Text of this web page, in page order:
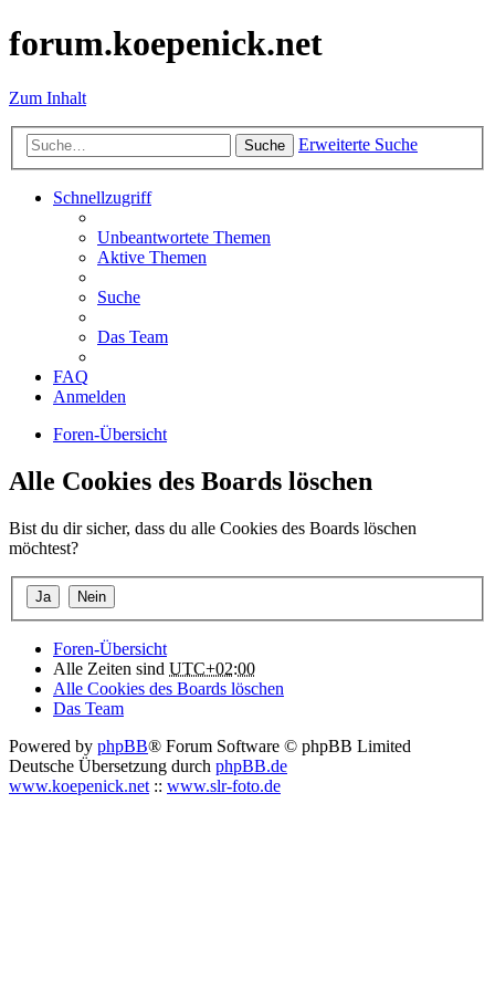
forum.koepenick.net
Zum Inhalt
Suche Erweiterte Suche
Schnellzugriff
Unbeantwortete Themen
Aktive Themen
Suche
Das Team
FAQ
Anmelden
Foren-Übersicht
Alle Cookies des Boards löschen
Bist du dir sicher, dass du alle Cookies des Boards löschen
möchtest?
Foren-Übersicht
Alle Zeiten sind UTC+02:00
Alle Cookies des Boards löschen
Das Team
Powered by phpBB® Forum Software © phpBB Limited
Deutsche Übersetzung durch phpBB.de
www.koepenick.net :: www.slr-foto.de